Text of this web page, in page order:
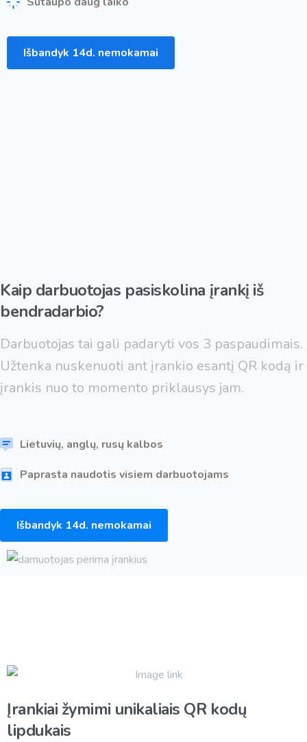
Išbandyk 14d. nemokamai
Kaip darbuotojas pasiskolina įrankį iš
bendradarbio?
Darbuotojas tai gali padaryti vos 3 paspaudimais.
Užtenka nuskenuoti ant įrankio esantį QR kodą ir
įrankis nuo to momento priklausys jam.
Lietuvių, anglų, rusų kalbos
Paprasta naudotis visiem darbuotojams
Išbandyk 14d. nemokamai
Įrankiai žymimi unikaliais QR kodų
lipdukais